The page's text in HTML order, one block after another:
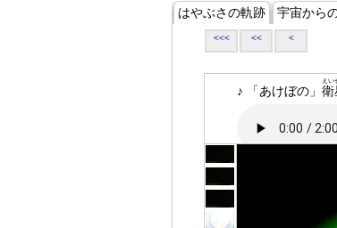
はやぶさの軌跡 宇宙から
<<< << <
♪ 「あけぼの」 衛
えい